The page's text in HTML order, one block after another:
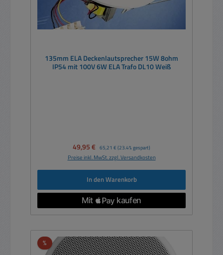
135mm ELA Deckenlautsprecher 15W 8ohm
IP54 mit 100V 6W ELA Trafo DL10 Weiß
Verkaufspreis:
49,95 € Regulärer Preis:
65,21 € (23.4% gespart)
Preise inkl. MwSt. zzgl. Versandkosten
In den Warenkorb
%Rabatt